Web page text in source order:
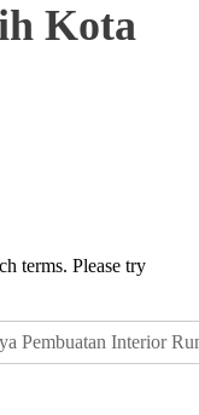
Kota
terms. Please try